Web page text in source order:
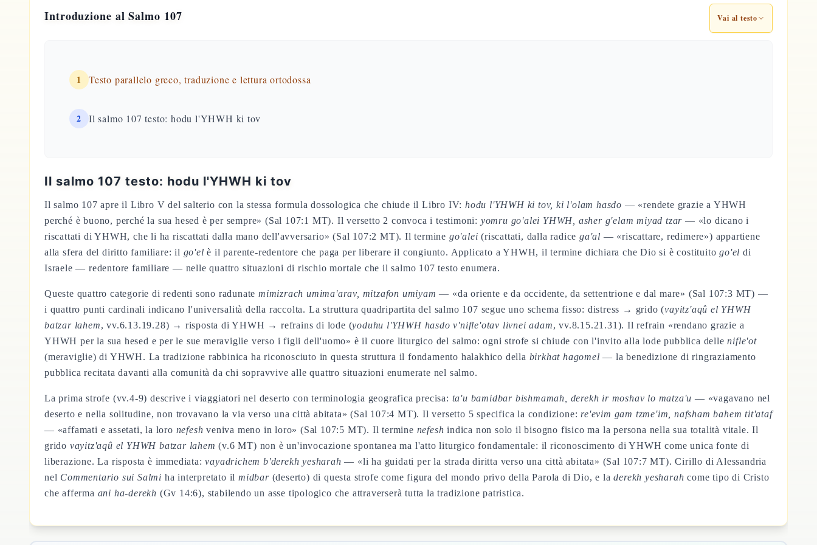
Introduzione al Salmo 107 Vai al testo
1 Testo parallelo greco, traduzione e lettura ortodossa
2 Il salmo 107 testo: hodu l'YHWH ki tov
Il salmo 107 testo: hodu l'YHWH ki tov
Il salmo 107 apre il Libro V del salterio con la stessa formula dossologica che chiude il Libro IV: hodu l'YHWH ki tov, ki l'olam hasdo — «rendete grazie a YHWH
perché è buono, perché la sua hesed è per sempre» (Sal 107:1 MT). Il versetto 2 convoca i testimoni: yomru go'alei YHWH, asher g'elam miyad tzar — «lo dicano i
riscattati di YHWH, che li ha riscattati dalla mano dell'avversario» (Sal 107:2 MT). Il termine go'alei (riscattati, dalla radicega'al — «riscattare, redimere») appartiene
alla sfera del diritto familiare: il go'el è il parente-redentore che paga per liberare il congiunto. Applicato a YHWH, il termine dichiara che Dio si è costituitogo'el di
Israele — redentore familiare — nelle quattro situazioni di rischio mortale che il salmo 107 testo enumera.
Queste quattro categorie di redenti sono radunate mimizrach umima'arav, mitzafon umiyam — «da oriente e da occidente, da settentrione e dal mare» (Sal 107:3 MT) —
i quattro punti cardinali indicano l'universalità della raccolta. La struttura quadripartita del salmo 107 segue uno schema fisso: distress → grido (vayitz'aqû el YHWH
batzar lahem, vv.6.13.19.28) → risposta di YHWH → refrains di lode (yoduhu l'YHWH hasdo v'nifle'otav livnei adam, vv.8.15.21.31). Il refrain «rendano grazie a
YHWH per la sua hesed e per le sue meraviglie verso i figli dell'uomo» è il cuore liturgico del salmo: ogni strofe si chiude con l'invito alla lode pubblica dellenifle'ot
(meraviglie) di YHWH. La tradizione rabbinica ha riconosciuto in questa struttura il fondamento halakhico della birkhat hagomel — la benedizione di ringraziamento
pubblica recitata davanti alla comunità da chi sopravvive alle quattro situazioni enumerate nel salmo.
La prima strofe (vv.4-9) descrive i viaggiatori nel deserto con terminologia geografica precisa: ta'u bamidbar bishmamah, derekh ir moshav lo matza'u — «vagavano nel
deserto e nella solitudine, non trovavano la via verso una città abitata» (Sal 107:4 MT). Il versetto 5 specifica la condizione: re'evim gam tzme'im, nafsham bahem tit'ataf
— «affamati e assetati, la loro nefesh veniva meno in loro» (Sal 107:5 MT). Il termine nefesh indica non solo il bisogno fisico ma la persona nella sua totalità vitale. Il
grido vayitz'aqû el YHWH batzar lahem (v.6 MT) non è un'invocazione spontanea ma l'atto liturgico fondamentale: il riconoscimento di YHWH come unica fonte di
liberazione. La risposta è immediata:vayadrichem b'derekh yesharah — «li ha guidati per la strada diritta verso una città abitata» (Sal 107:7 MT). Cirillo di Alessandria
nel Commentario sui Salmi ha interpretato ilmidbar(deserto) di questa strofe come figura del mondo privo della Parola di Dio, e laderekh yesharah come tipo di Cristo
che afferma ani ha-derekh (Gv 14:6), stabilendo un asse tipologico che attraverserà tutta la tradizione patristica.